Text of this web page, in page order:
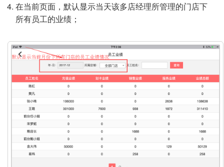
在当前页面，默认显示当天该多店经理所管理的门店下
所有员工的业绩；